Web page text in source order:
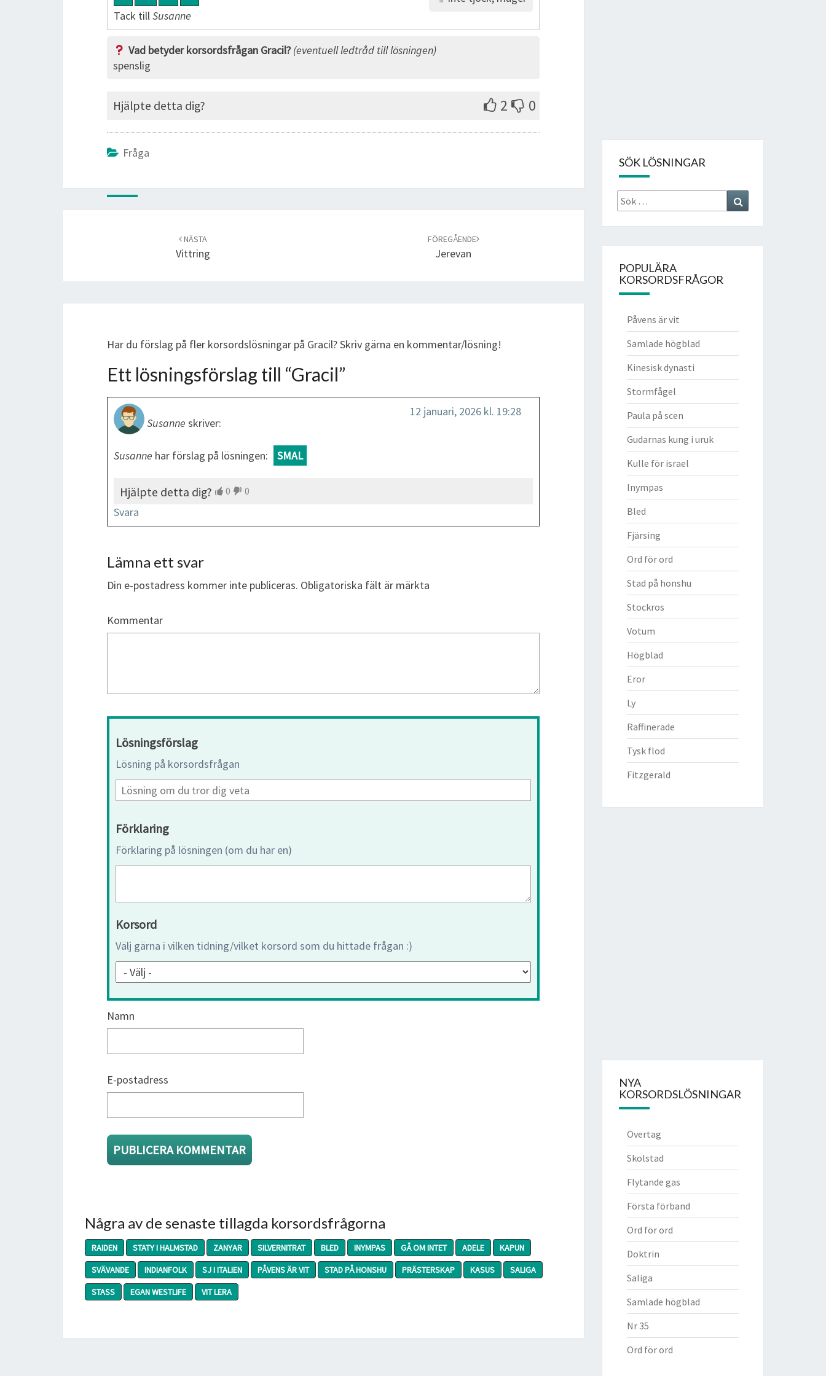
Tack tillSusanne
Vad betyder korsordsfrågan Gracil? (eventuell ledtråd till lösningen)
spenslig
Hjälpte detta dig? 2 0
Fråga
NÄSTA
Vittring
FÖREGÅENDE
Jerevan
Har du förslag på fler korsordslösningar på Gracil? Skriv gärna en kommentar/lösning!
Ett lösningsförslag till “Gracil”
Susanne skriver:
12 januari, 2026 kl. 19:28
Susanne har förslag på lösningen: SMAL
Hjälpte detta dig? 0 0
Svara
Lämna ett svar
Din e-postadress kommer inte publiceras. Obligatoriska fält är märkta
Kommentar
Lösningsförslag
Lösning på korsordsfrågan
Förklaring
Förklaring på lösningen (om du har en)
Korsord
Välj gärna i vilken tidning/vilket korsord som du hittade frågan :)
Namn
E-postadress
Några av de senaste tillagda korsordsfrågorna
RAIDEN STATY I HALMSTAD ZANYAR SILVERNITRAT BLED INYMPAS GÅ OM INTET ADELE
KAPUN
SVÄVANDE
INDIANFOLK SJ I ITALIEN PÅVENS ÄR VIT STAD PÅ HONSHU PRÄSTERSKAP KASUS
SALIGA
STASS
EGAN WESTLIFE VIT LERA
SÖK LÖSNINGAR
Sök
efter:
POPULÄRA
KORSORDSFRÅGOR
Påvens är vit
Samlade högblad
Kinesisk dynasti
Stormfågel
Paula på scen
Gudarnas kung i uruk
Kulle för israel
Inympas
Bled
Fjärsing
Ord för ord
Stad på honshu
Stockros
Votum
Högblad
Eror
Ly
Raffinerade
Tysk flod
Fitzgerald
NYA
KORSORDSLÖSNINGAR
Övertag
Skolstad
Flytande gas
Första förband
Ord för ord
Doktrin
Saliga
Samlade högblad
Nr 35
Ord för ord